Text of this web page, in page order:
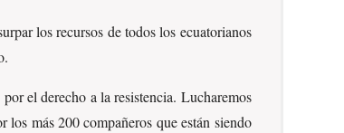
los recursos de todos los ecuatorianos
el derecho a la resistencia. Lucharemos
más 200 compañeros que están siendo